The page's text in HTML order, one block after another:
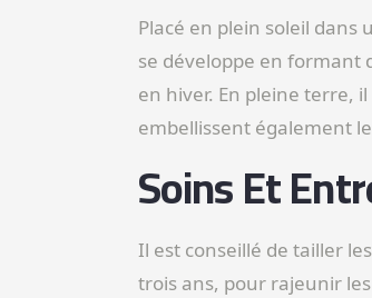
Placé en plein soleil dans
se développe en formant
en hiver. En pleine terre,
embellissent également
Soins Et
Il est conseillé de tailler
trois ans, pour rajeunir